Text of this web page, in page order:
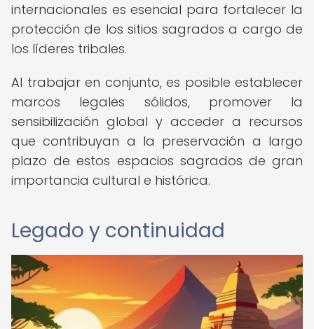
internacionales es esencial para fortalecer la
protección de los sitios sagrados a cargo de
los líderes tribales.
Al trabajar en conjunto, es posible establecer
marcos legales sólidos, promover la
sensibilización global y acceder a recursos
que contribuyan a la preservación a largo
plazo de estos espacios sagrados de gran
importancia cultural e histórica.
Legado y continuidad